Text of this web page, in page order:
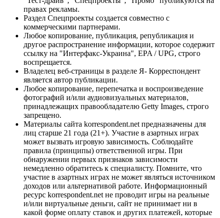
правах рекламы.
Раздел Спецпроекты создается совместно с
коммерческими партнерами.
Любое копирование, публикация, републикация и
другое распространение информации, которое содержит
ссылку на "Интерфакс-Украина", EPA / UPG, строго
воспрещается.
Владелец веб-страницы в разделе Я- Корреспондент
является автор публикации.
Любое копирование, перепечатка и воспроизведение
фотографий и/или аудиовизуальных материалов,
принадлежащих правообладателю Getty Images, строго
запрещено.
Материалы сайта korrespondent.net предназначены для
лиц старше 21 года (21+). Участие в азартных играх
может вызвать игровую зависимость. Соблюдайте
правила (принципы) ответственной игры. При
обнаружении первых признаков зависимости
немедленно обратитесь к специалисту. Помните, что
участие в азартных играх не может являться источником
доходов или альтернативой работе. Информационный
ресурс korrespondent.net не проводит игры на реальные
и/или виртуальные деньги, сайт не принимает ни в
какой форме оплату ставок и других платежей, которые